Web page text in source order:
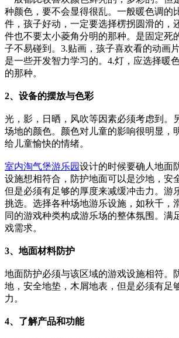
种颜色，要不会显得很乱。一般暖色调的
件，孩子好动，一定要选择楞拐圆滑的，
件也不要太小菱角分明的那种。是固定死
子不易碰到。3.贴画，孩子喜欢看的动画
是一些开发智力学习的。4.灯，应选择暖
的那种。
2、设备的摆放与色彩
光，影，日晒，风吹等因素必须考虑到。
场地的颜色。颜色对儿童的影响很明显，
给儿童愉快的情绪。
室内淘气堡游乐园设计的时候要确人地面
设施想相符合，防护地面可以是沙地，安
但是必须有足够的厚度来减缓冲击力。游
挑选。选择各种场地游乐设施，如秋千，
同的游戏种类构成游乐场的整体氛围。满
戏需求。
3、地面材料防护
地面防护必须与该区域的游戏设施相符。
地，安全地垫，木屑地表，但是必须有足
力。
4、了解产品和功能